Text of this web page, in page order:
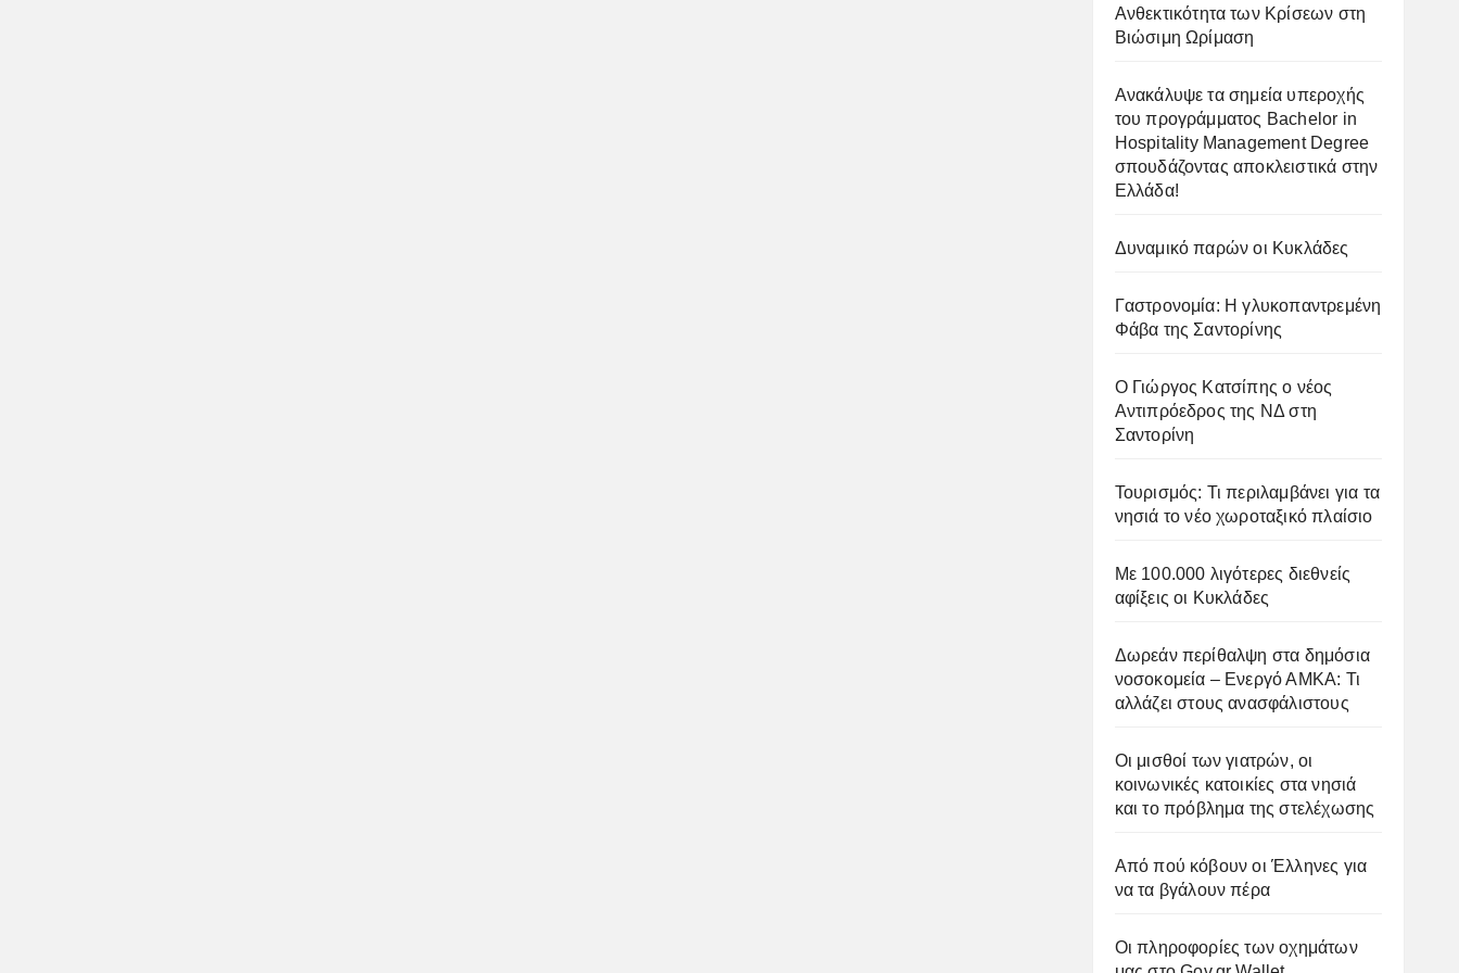
Ανθεκτικότητα των Κρίσεων στη
Βιώσιμη Ωρίμαση
Ανακάλυψε τα σημεία υπεροχής
του προγράμματος Bachelor in
Hospitality Management Degree
σπουδάζοντας αποκλειστικά στην
Ελλάδα!
Δυναμικό παρών οι Κυκλάδες
Γαστρονομία: Η γλυκοπαντρεμένη
Φάβα της Σαντορίνης
Ο Γιώργος Κατσίπης ο νέος
Αντιπρόεδρος της ΝΔ στη
Σαντορίνη
Τουρισμός: Τι περιλαμβάνει για τα
νησιά το νέο χωροταξικό πλαίσιο
Με 100.000 λιγότερες διεθνείς
αφίξεις οι Κυκλάδες
Δωρεάν περίθαλψη στα δημόσια
νοσοκομεία – Ενεργό ΑΜΚΑ: Τι
αλλάζει στους ανασφάλιστους
Οι μισθοί των γιατρών, οι
κοινωνικές κατοικίες στα νησιά
και το πρόβλημα της στελέχωσης
Από πού κόβουν οι Έλληνες για
να τα βγάλουν πέρα
Οι πληροφορίες των οχημάτων